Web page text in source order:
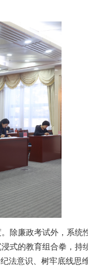
廉政考试外，系统
式的教育组合拳，持
法意识、树牢底线思